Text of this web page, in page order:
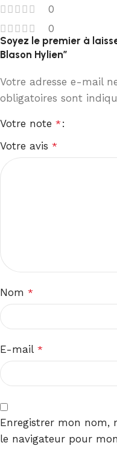
0
0
Soyez le premier à
Blason Hylien”
Votre adresse e-mail
obligatoires sont
Votre note *
Votre avis *
Nom *
E-mail *
Enregistrer mon nom,
le navigateur pour